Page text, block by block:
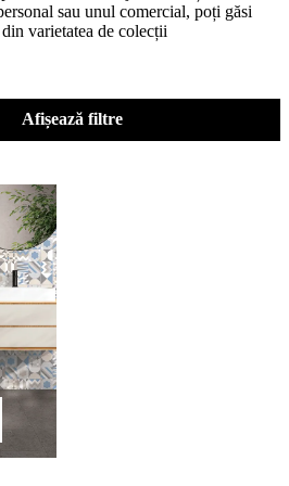
sau unul comercial, poți găsi
varietatea de colecții
Afișează filtre